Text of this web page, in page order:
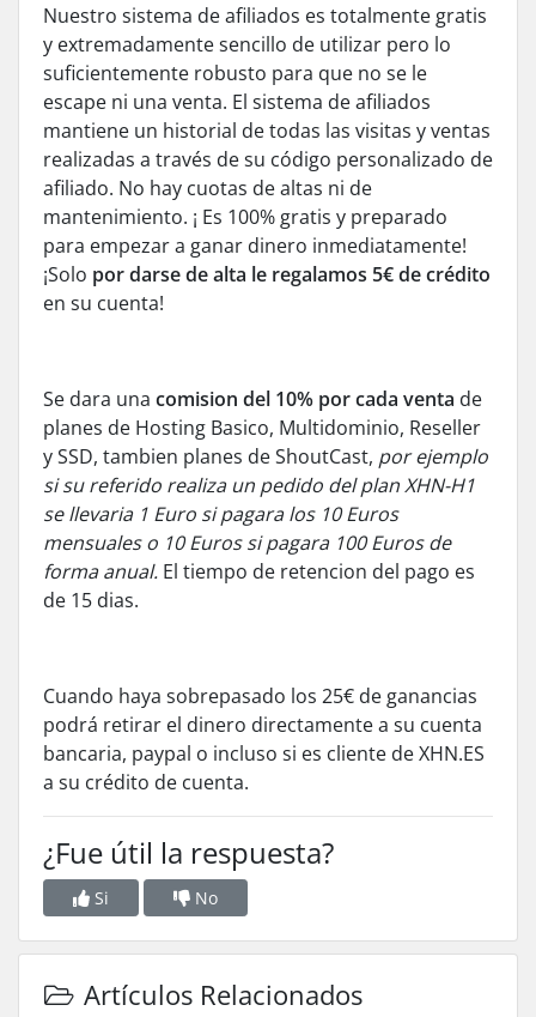
Nuestro sistema de afiliados es totalmente gratis
y extremadamente sencillo de utilizar pero lo
suficientemente robusto para que no se le
escape ni una venta. El sistema de afiliados
mantiene un historial de todas las visitas y ventas
realizadas a través de su código personalizado de
afiliado. No hay cuotas de altas ni de
mantenimiento. ¡ Es 100% gratis y preparado
para empezar a ganar dinero inmediatamente!
¡Solo por darse de alta le regalamos 5€ de crédito
en su cuenta!
Se dara una comision del 10% por cada venta de
planes de Hosting Basico, Multidominio, Reseller
y SSD, tambien planes de ShoutCast, por ejemplo
si su referido realiza un pedido del plan XHN-H1
se llevaria 1 Euro si pagara los 10 Euros
mensuales o 10 Euros si pagara 100 Euros de
forma anual. El tiempo de retencion del pago es
de 15 dias.
Cuando haya sobrepasado los 25€ de ganancias
podrá retirar el dinero directamente a su cuenta
bancaria, paypal o incluso si es cliente de XHN.ES
a su crédito de cuenta.
¿Fue útil la respuesta?
Si No
Artículos Relacionados